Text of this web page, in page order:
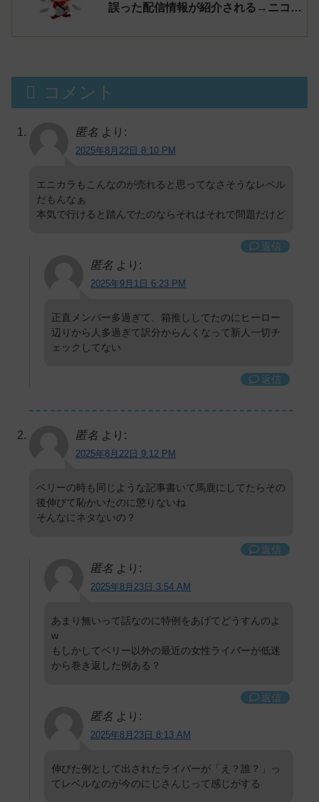
誤った配信情報が紹介される→ニコニ
【生成AI?】
コメント
匿名 より:
2025年8月22日 8:10 PM
エニカラもこんなのが売れると思ってなさそうなレベル
だもんなぁ
本気で行けると踏んでたのならそれはそれで問題だけど
返信
匿名 より:
2025年9月1日 6:23 PM
正直メンバー多過ぎて、箱推ししてたのにヒーロー
辺りから人多過ぎて訳分からんくなって新人一切チ
ェックしてない
返信
匿名 より:
2025年8月22日 9:12 PM
ベリーの時も同じような記事書いて馬鹿にしてたらその
後伸びて恥かいたのに懲りないね
そんなにネタないの？
返信
匿名 より:
2025年8月23日 3:54 AM
あまり無いって話なのに特例をあげてどうすんのよ
w
もしかしてベリー以外の最近の女性ライバーが低迷
から巻き返した例ある？
返信
匿名 より:
2025年8月23日 8:13 AM
伸びた例として出されたライバーが「え？誰？」っ
てレベルなのが今のにじさんじって感じがする